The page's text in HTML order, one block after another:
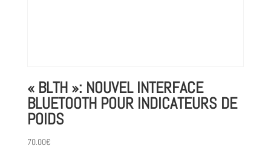
« BLTH »: NOUVEL INTERFACE
BLUETOOTH POUR INDICATEURS DE
POIDS
70.00€